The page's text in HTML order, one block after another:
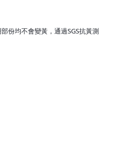
份均不會變黃，通過SGS抗黃測